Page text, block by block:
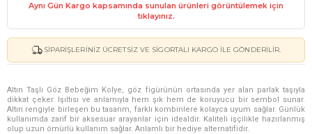
Aynı Gün Kargo kapsamında sunulan ürünleri görüntülemek için
tıklayınız.
SIPARIŞLERINIZ ÜCRETSIZ VE SIGORTALI KARGO ILE GÖNDERILIR.
Altın Taşlı Göz Bebeğim Kolye, göz figürünün ortasında yer alan parlak taşıyla
dikkat çeker. Işıltısı ve anlamıyla hem şık hem de koruyucu bir sembol sunar.
Altın rengiyle birleşen bu tasarım, farklı kombinlere kolayca uyum sağlar. Günlük
kullanımda zarif bir aksesuar arayanlar için idealdir. Kaliteli işçilikle hazırlanmış
olup uzun ömürlü kullanım sağlar. Anlamlı bir hediye alternatifidir.